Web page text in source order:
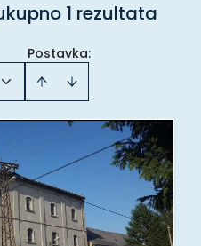
1 rezultata
Postavka: